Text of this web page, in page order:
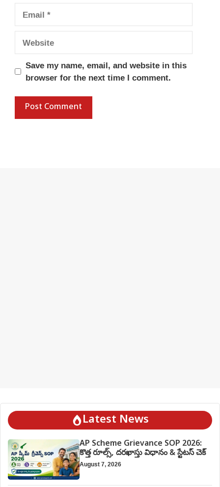
Email
Website
Save my name, email, and website in this
browser for the next time I comment.
Latest News
AP Scheme Grievance SOP 2026:
కొత్త రూల్స్, దరఖాస్తు విధానం & స్టేటస్ చెక్
August 7, 2026